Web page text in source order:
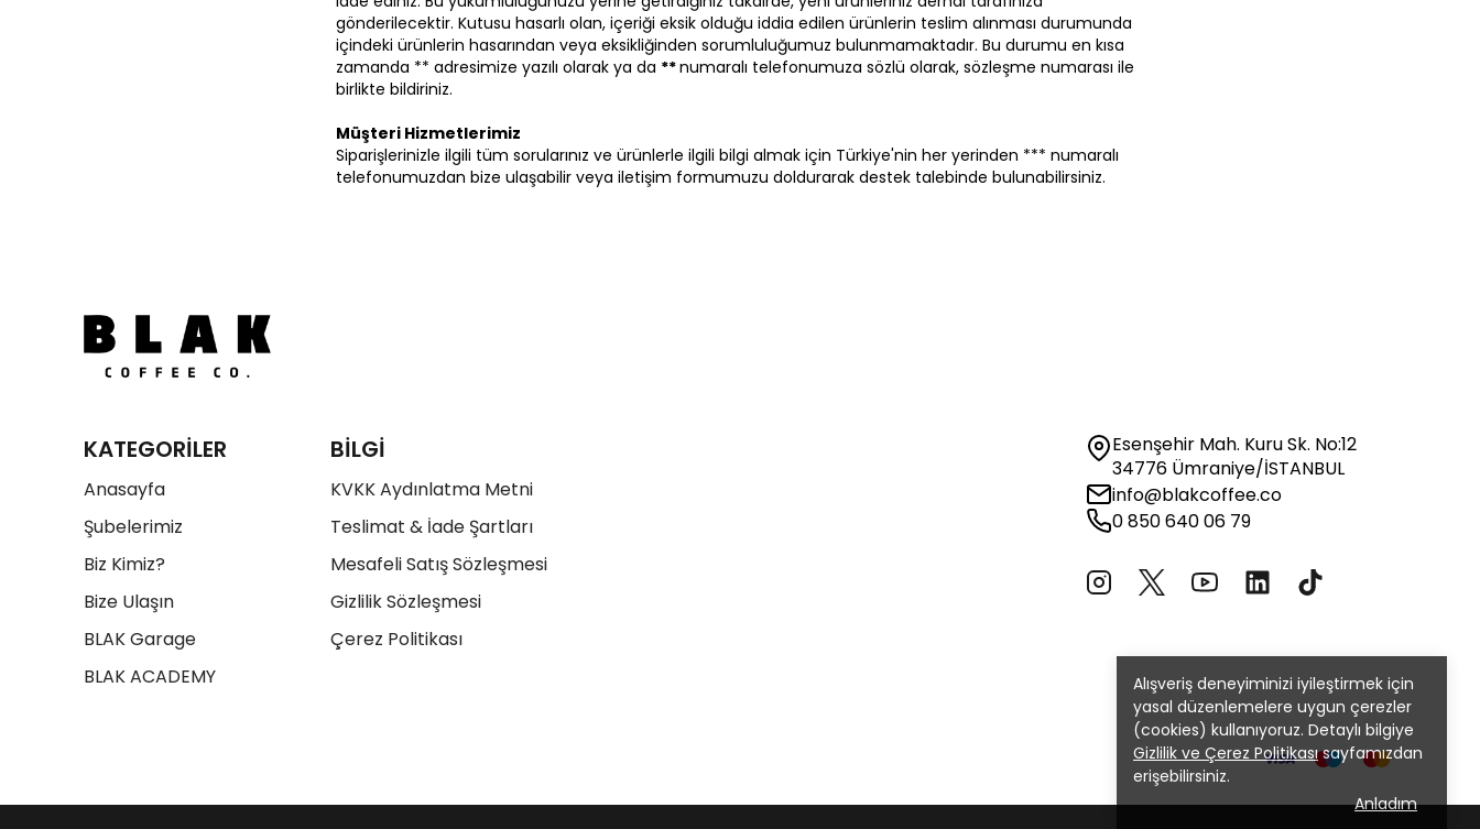
Alışveriş deneyiminizi iyileştirmek için
yasal düzenlemelere uygun çerezler
(cookies) kullanıyoruz. Detaylı bilgiye
Gizlilik ve Çerez Politikasısayfamızdan
erişebilirsiniz.
Anladım
gönderilecektir. Kutusu hasarlı olan, içeriği eksik olduğu iddia edilen ürünlerin teslim alınması durumunda
içindeki ürünlerin hasarından veya eksikliğinden sorumluluğumuz bulunmamaktadır. Bu durumu en kısa
zamanda ** adresimize yazılı olarak ya da **numaralı telefonumuza sözlü olarak, sözleşme numarası ile
birlikte bildiriniz.
Müşteri Hizmetlerimiz
Siparişlerinizle ilgili tüm sorularınız ve ürünlerle ilgili bilgi almak için Türkiye'nin her yerinden *** numaralı
telefonumuzdan bize ulaşabilir veya iletişim formumuzu doldurarak destek talebinde bulunabilirsiniz.
KATEGORİLER
Anasayfa
Şubelerimiz
Biz Kimiz?
Bize Ulaşın
BLAK Garage
BLAK ACADEMY
BİLGİ
KVKK Aydınlatma Metni
Teslimat & İade Şartları
Mesafeli Satış Sözleşmesi
Gizlilik Sözleşmesi
Çerez Politikası
Esenşehir Mah. Kuru Sk. No:12
34776 Ümraniye/İSTANBUL
info@blakcoffee.co
0 850 640 06 79